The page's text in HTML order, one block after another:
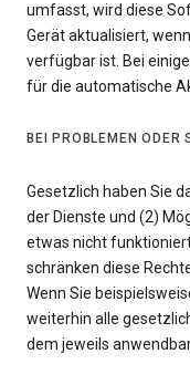
umfasst, wird diese
Gerät aktualisiert,
verfügbar ist. Bei
für die automatische
BEI PROBLEMEN ODER
Gesetzlich haben Sie
der Dienste und (2)
etwas nicht
schränken diese
Wenn Sie
weiterhin alle
dem jeweils